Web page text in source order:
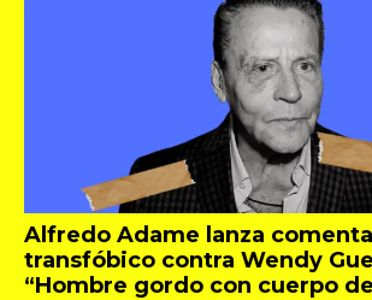
Alfredo Adame lanza
transfóbico contra Wendy
“Hombre gordo con cuerpo